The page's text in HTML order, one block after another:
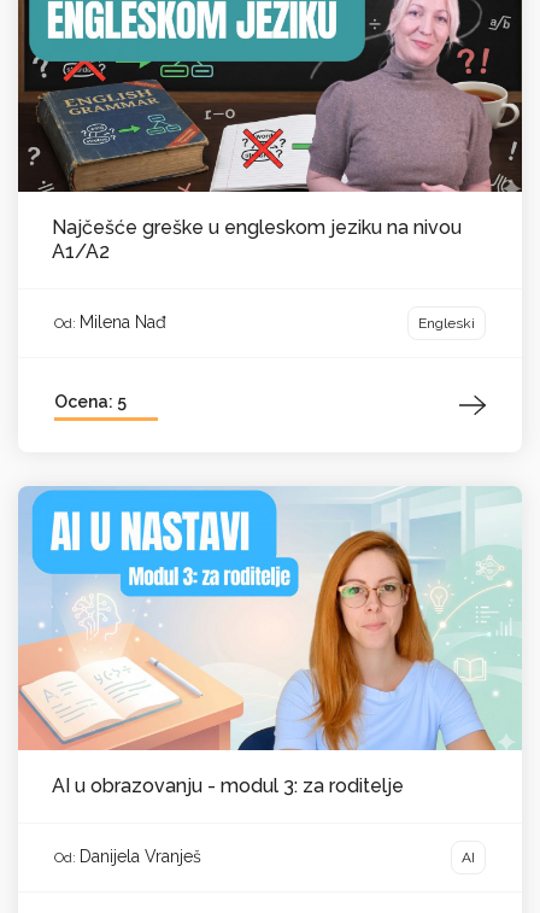
Najčešće greške u engleskom jeziku na nivou
A1/A2
Od: Milena Nađ Engleski
Ocena: 5
AI u obrazovanju - modul 3: za roditelje
Od: Danijela Vranješ AI